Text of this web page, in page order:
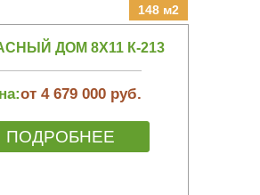
148 м2
ДОМ 8Х11 К-213
от 4 679 000 руб.
ПОДРОБНЕЕ